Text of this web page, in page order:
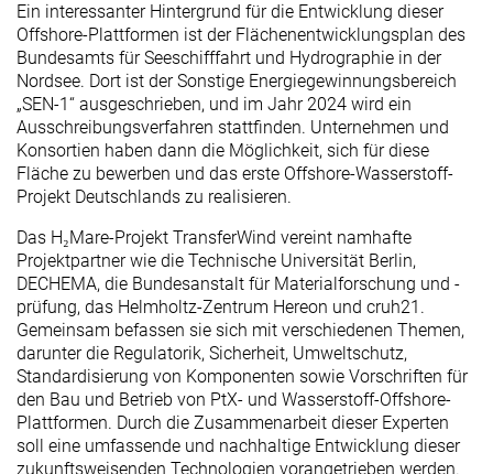
Ein interessanter Hintergrund für die Entwicklung dieser
Offshore-Plattformen ist der Flächenentwicklungsplan des
Bundesamts für Seeschifffahrt und Hydrographie in der
Nordsee. Dort ist der Sonstige Energiegewinnungsbereich
„SEN-1“ ausgeschrieben, und im Jahr 2024 wird ein
Ausschreibungsverfahren stattfinden. Unternehmen und
Konsortien haben dann die Möglichkeit, sich für diese
Fläche zu bewerben und das erste Offshore-Wasserstoff-
Projekt Deutschlands zu realisieren.
Das H₂Mare-Projekt TransferWind vereint namhafte
Projektpartner wie die Technische Universität Berlin,
DECHEMA, die Bundesanstalt für Materialforschung und -
prüfung, das Helmholtz-Zentrum Hereon und cruh21.
Gemeinsam befassen sie sich mit verschiedenen Themen,
darunter die Regulatorik, Sicherheit, Umweltschutz,
Standardisierung von Komponenten sowie Vorschriften für
den Bau und Betrieb von PtX- und Wasserstoff-Offshore-
Plattformen. Durch die Zusammenarbeit dieser Experten
soll eine umfassende und nachhaltige Entwicklung dieser
zukunftsweisenden Technologien vorangetrieben werden.